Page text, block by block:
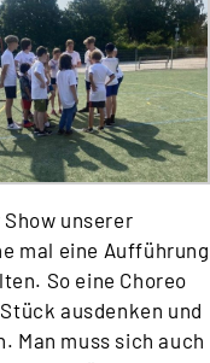
unserer
mal eine Aufführung
So eine Choreo
ausdenken und
Man muss sich auch